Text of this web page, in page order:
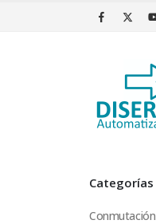
Categorías
Conmutación